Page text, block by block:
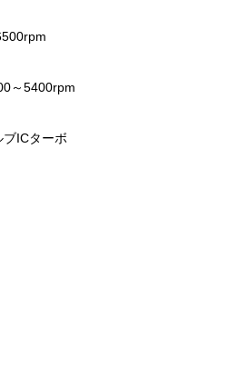
～5400rpm
ICターボ